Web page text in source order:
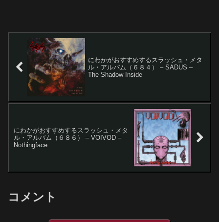
にわかがおすすめするスラッシュ・メタ
ル・アルバム（６８４） – SADUS –
The Shadow Inside
にわかがおすすめするスラッシュ・メタ
ル・アルバム（６８６） – VOIVOD –
Nothingface
コメント